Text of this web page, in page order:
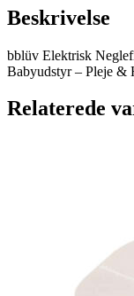
Beskrivelse
bblüv Elektrisk
Babyudstyr – Pleje &
Relaterede